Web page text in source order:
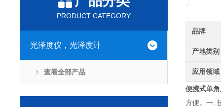
PRODUCT CATEGORY
光泽度仪，光泽度计
查看全部产品
品牌
产地类别
应用领域
便携式单
方便。一.